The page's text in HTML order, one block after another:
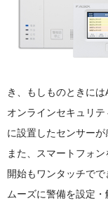
き、もしものときには
オンラインセキュリ
に設置したセンサーが
また、スマートフォ
開始もワンタッチで
ムーズに警備を設定・